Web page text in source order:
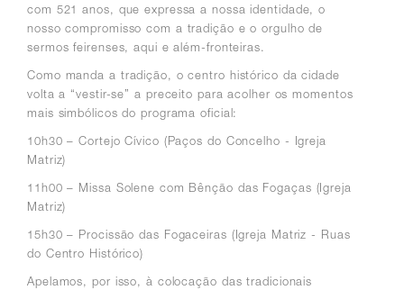
com 521 anos, que expressa a nossa identidade, o
nosso compromisso com a tradição e o orgulho de
sermos feirenses, aqui e além-fronteiras.
Como manda a tradição, o centro histórico da cidade
volta a “vestir-se” a preceito para acolher os momentos
mais simbólicos do programa oficial:
10h30 – Cortejo Cívico (Paços do Concelho - Igreja
Matriz)
11h00 – Missa Solene com Bênção das Fogaças (Igreja
Matriz)
15h30 – Procissão das Fogaceiras (Igreja Matriz - Ruas
do Centro Histórico)
Apelamos, por isso, à colocação das tradicionais